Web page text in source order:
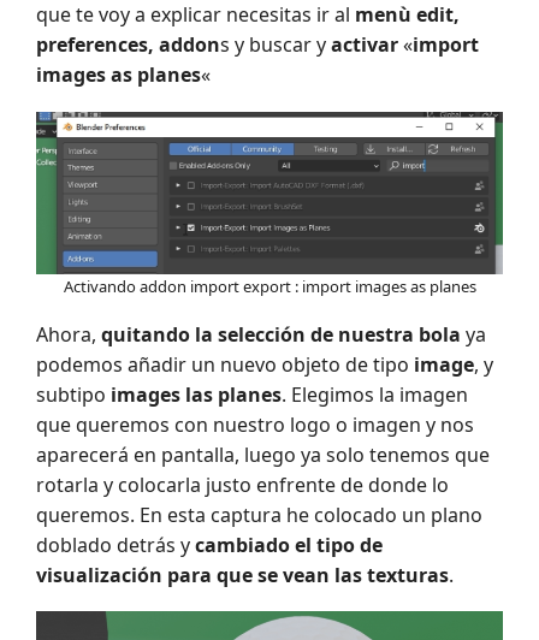
que te voy a explicar necesitas ir al menù edit,
preferences, addons y buscar yactivar«import
images as planes«
Activando addon import export : import images as planes
Ahora, quitando la selección de nuestra bola ya
podemos añadir un nuevo objeto de tipo image, y
subtipo images las planes. Elegimos la imagen
que queremos con nuestro logo o imagen y nos
aparecerá en pantalla, luego ya solo tenemos que
rotarla y colocarla justo enfrente de donde lo
queremos. En esta captura he colocado un plano
doblado detrás ycambiado el tipo de
visualización para que se vean las texturas.